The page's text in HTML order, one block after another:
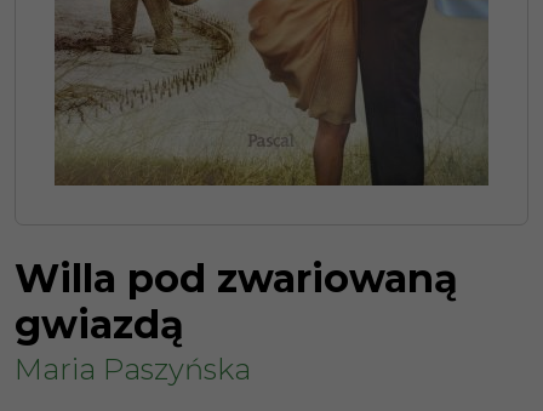
Willa pod zwariowaną
gwiazdą
Maria Paszyńska